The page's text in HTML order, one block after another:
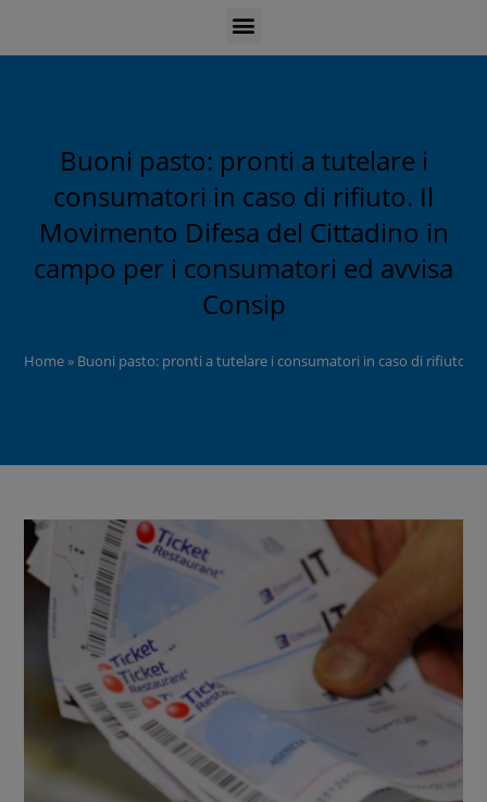
Buoni pasto: pronti a tutelare i
consumatori in caso di rifiuto. Il
Movimento Difesa del Cittadino in
campo per i consumatori ed avvisa
Consip
Home» Buoni pasto: pronti a tutelare i consumatori in caso di rifiuto.